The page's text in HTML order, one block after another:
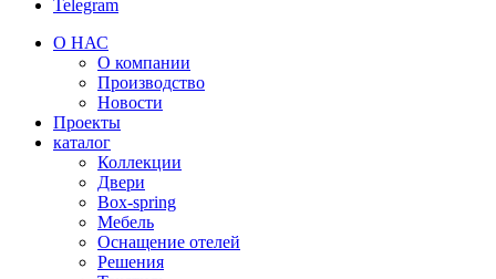
Telegram
О НАС
О компании
Производство
Новости
Проекты
каталог
Коллекции
Двери
Box-spring
Мебель
Оснащение отелей
Решения